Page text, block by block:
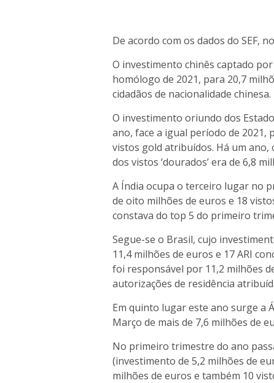
De acordo com os dados do SEF,
O investimento chinês captado por
homólogo de 2021, para 20,7
cidadãos de nacionalidade chinesa.
O investimento oriundo dos
ano, face a igual período de 2021,
vistos gold atribuídos. Há um
dos vistos ‘dourados’ era de 6,8
A Índia ocupa o terceiro lugar no
de oito milhões de euros e 18
constava do top 5 do primeiro
Segue-se o Brasil, cujo
11,4 milhões de euros e 17 ARI
foi responsável por 11,2 milhões
autorizações de residência
Em quinto lugar este ano surge a
Março de mais de 7,6 milhões de
No primeiro trimestre do ano
(investimento de 5,2 milhões de
milhões de euros e também 10